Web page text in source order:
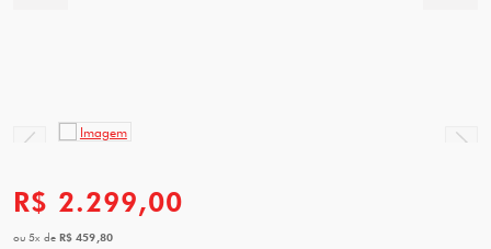
R$ 2.299,00
ou5x de R$ 459,80